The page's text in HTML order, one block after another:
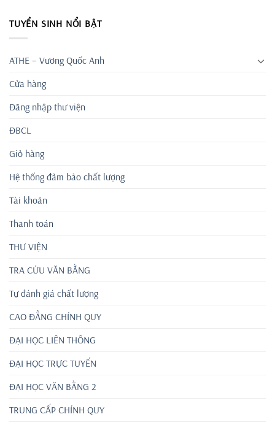
TUYỂN SINH NỔI BẬT
ATHE – Vương Quốc Anh
Cửa hàng
Đăng nhập thư viện
ĐBCL
Giỏ hàng
Hệ thống đảm bảo chất lượng
Tài khoản
Thanh toán
THƯ VIỆN
TRA CỨU VĂN BẰNG
Tự đánh giá chất lượng
CAO ĐẲNG CHÍNH QUY
ĐẠI HỌC LIÊN THÔNG
ĐẠI HỌC TRỰC TUYẾN
ĐẠI HỌC VĂN BẰNG 2
TRUNG CẤP CHÍNH QUY